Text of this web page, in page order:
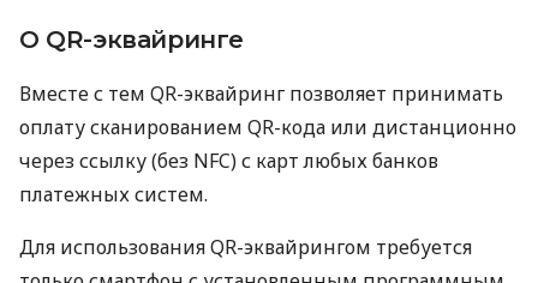
О QR-эквайринге
Вместе с тем QR-эквайринг позволяет принимать
оплату сканированием QR-кода или дистанционно
через ссылку (без NFC) с карт любых банков
платежных систем.
Для использования QR-эквайрингом требуется